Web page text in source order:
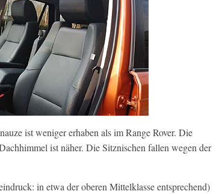
ist weniger erhaben als im Range Rover. Die
ist näher. Die Sitznischen fallen wegen der
in etwa der oberen Mittelklasse entsprechend)